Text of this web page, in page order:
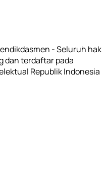
- Seluruh hak
dan terdaftar pada
Republik Indonesia